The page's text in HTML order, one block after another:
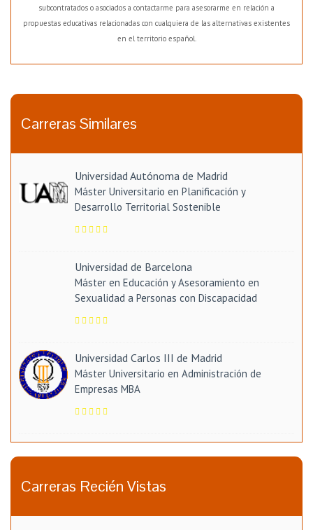
subcontratados o asociados a contactarme para asesorarme en relación a
propuestas educativas relacionadas con cualquiera de las alternativas existentes
en el territorio español.
Carreras Similares
Universidad Autónoma de Madrid
Máster Universitario en Planificación y
Desarrollo Territorial Sostenible
Universidad de Barcelona
Máster en Educación y Asesoramiento en
Sexualidad a Personas con Discapacidad
Universidad Carlos III de Madrid
Máster Universitario en Administración de
Empresas MBA
Carreras Recién Vistas